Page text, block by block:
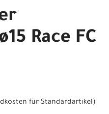
Race FC
für Standardartikel)